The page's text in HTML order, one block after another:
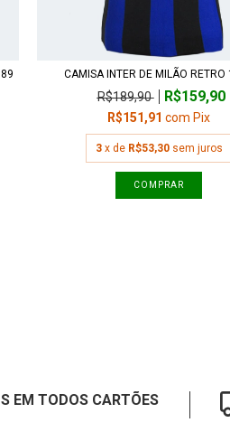
CAMISA INTER DE MILÃO
R$189,90 R$159,90
R$151,91 com Pix
3 x de R$53,30 sem juros
COMPRAR
EM TODOS CARTÕES